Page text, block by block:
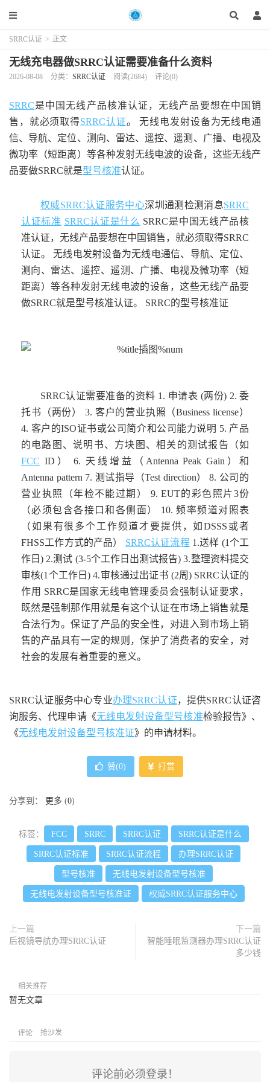
SRRC认证 > 正文
无线充电器做SRRC认证需要准备什么资料
2026-08-08 分类： SRRC认证 阅读(2684) 评论(0)
SRRC是中国无线产品核准认证，无线产品要想在中国销
售，就必须取得SRRC认证。 无线电发射设备为无线电通
信、导航、定位、测向、雷达、遥控、遥测、广播、电视及
微功率（短距离）等各种发射无线电波的设备，这些无线产
品要做SRRC就是型号核准认证。
权威SRRC认证服务中心深圳通测检测消息SRRC
认证标准 SRRC认证是什么 SRRC是中国无线产品核
准认证，无线产品要想在中国销售，就必须取得SRRC
认证。 无线电发射设备为无线电通信、导航、定位、
测向、雷达、遥控、遥测、广播、电视及微功率（短
距离）等各种发射无线电波的设备，这些无线产品要
做SRRC就是型号核准认证。 SRRC的型号核准证
SRRC认证需要准备的资料 1. 申请表 (两份) 2. 委
托书（两份） 3. 客户的营业执照（Business license）
4. 客户的ISO证书或公司简介和公司能力说明 5. 产品
的电路图、说明书、方块图、相关的测试报告（如
FCC ID） 6. 天线增益（Antenna Peak Gain）和
Antenna pattern 7. 测试指导（Test direction） 8. 公司的
营业执照（年检不能过期） 9. EUT的彩色照片3份
（必须包含各接口和各侧面） 10. 频率频道对照表
（如果有很多个工作频道才要提供，如DSSS或者
FHSS工作方式的产品） SRRC认证流程 1.送样 (1个工
作日) 2.测试 (3-5个工作日出测试报告) 3.整理资料提交
审核(1个工作日) 4.审核通过出证书 (2周) SRRC认证的
作用 SRRC是国家无线电管理委员会强制认证要求，
既然是强制那作用就是有这个认证在市场上销售就是
合法行为。保证了产品的安全性，对进入到市场上销
售的产品具有一定的规则，保护了消费者的安全，对
社会的发展有着重要的意义。
SRRC认证服务中心专业办理SRRC认证，提供SRRC认证咨
询服务、代理申请《无线电发射设备型号核准检验报告》、
《无线电发射设备型号核准证》的申请材料。
赞(0) 打赏
分享到： 更多 (0)
标签： FCC SRRC SRRC认证 SRRC认证是什么
SRRC认证标准 SRRC认证流程 办理SRRC认证
型号核准 无线电发射设备型号核准
无线电发射设备型号核准证 权威SRRC认证服务中心
上一篇
后视镜导航办理SRRC认证
下一篇
智能睡眠监测器办理SRRC认证
多少钱
相关推荐
暂无文章
评论 抢沙发
评论前必须登录！